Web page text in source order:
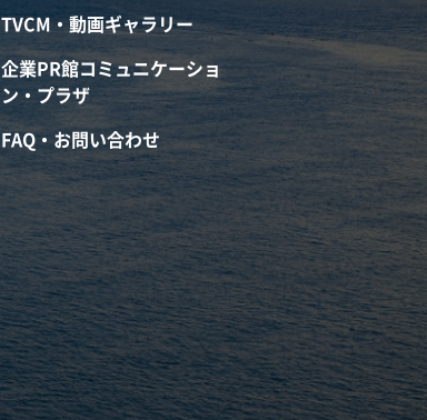
TVCM・動画ギャラリー
企業PR館コミュニケーショ
ン・プラザ
FAQ・お問い合わせ